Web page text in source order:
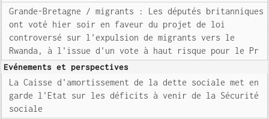
Grande-Bretagne / migrants : Les députés britanniques
ont voté hier soir en faveur du projet de loi
controversé sur l'expulsion de migrants vers le
Rwanda, à l'issue d'un vote à haut risque pour le Pr
Evénements et perspectives
La Caisse d'amortissement de la dette sociale met en
garde l'Etat sur les déficits à venir de la Sécurité
sociale